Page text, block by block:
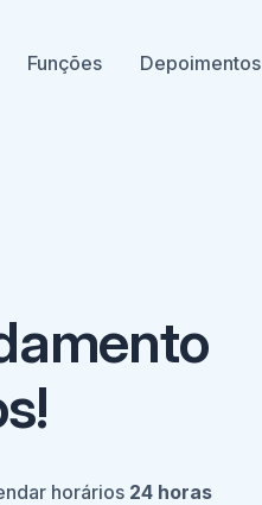
Funções Depoimentos
horários 24 horas